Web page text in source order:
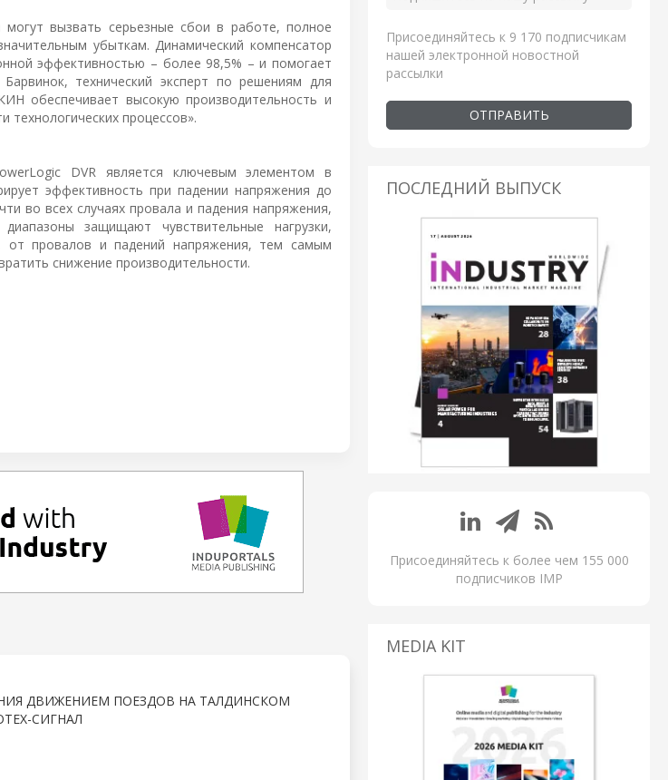
вызвать серьезные сбои в работе, полное
убыткам. Динамический компенсатор
эффективностью – более 98,5% – и помогает
технический эксперт по решениям для
обеспечивает высокую производительность и
процессов».
DVR является ключевым элементом в
эффективность при падении напряжения до
во всех случаях провала и падения напряжения,
защищают чувствительные нагрузки,
от провалов и падений напряжения, тем самым
снижение производительности.
ДВИЖЕНИЕМ ПОЕЗДОВ НА ТАЛДИНСКОМ
СИГНАЛ
Присоединяйтесь к 9 170 подписчикам
нашей электронной новостной
рассылки
ОТПРАВИТЬ
ПОСЛЕДНИЙ ВЫПУСК
Присоединяйтесь к более чем 155 000
подписчиков IMP
MEDIA KIT